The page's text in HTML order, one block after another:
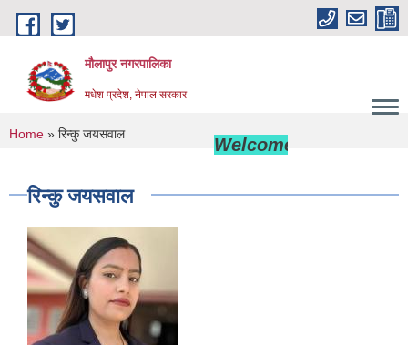
Skip to main content
मौलापुर नगरपालिका
मधेश प्रदेश, नेपाल सरकार
Welcome to Maulapur
You are here
Home » रिन्कु जयसवाल
रिन्कु जयसवाल